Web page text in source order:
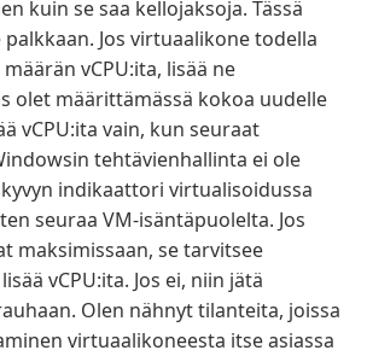
kuin se saa kellojaksoja. Tässä
Jos virtuaalikone todella
vCPU:ita, lisää ne
olet määrittämässä kokoa uudelle
vCPU:ita vain, kun seuraat
tehtävienhallinta ei ole
indikaattori virtualisoidussa
seuraa VM-isäntäpuolelta. Jos
maksimissaan, se tarvitsee
vCPU:ita. Jos ei, niin jätä
Olen nähnyt tilanteita, joissa
virtuaalikoneesta itse asiassa